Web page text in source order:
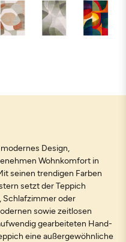
Design,
Wohnkomfort in
seinen trendigen Farben
setzt der Teppich
Schlafzimmer oder
sowie zeitlosen
gearbeiteten Hand-
eine außergewöhnliche